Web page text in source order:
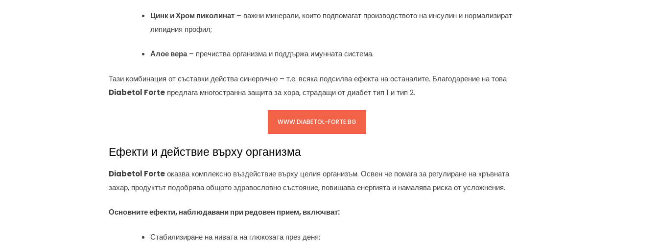
Цинк и Хром пиколинат – важни минерали, които подпомагат производството на инсулин и нормализират
липидния профил;
Алое вера– пречиства организма и поддържа имунната система.
Тази комбинация от съставки действа синергично – т.е. всяка подсилва ефекта на останалите. Благодарение на това
Diabetol Forte предлага многостранна защита за хора, страдащи от диабет тип 1 и тип 2.
WWW.DIABETOL-FORTE.BG
Ефекти и действие върху организма
Diabetol Forteоказва комплексно въздействие върху целия организъм. Освен че помага за регулиране на кръвната
захар, продуктът подобрява общото здравословно състояние, повишава енергията и намалява риска от усложнения.
Основните ефекти, наблюдавани при редовен прием, включват:
Стабилизиране на нивата на глюкозата през деня;